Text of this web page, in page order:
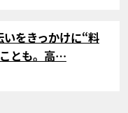
をきっかけに“料
とも。高…